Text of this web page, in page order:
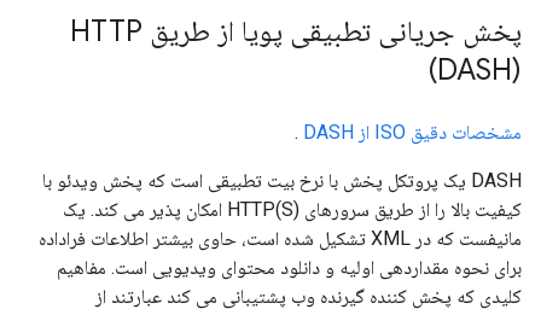
پخش جریانی تطبیقی ​​پویا از طریق HTTP
(DASH)
مشخصات دقیق ISO از DASH .
DASH یک پروتکل پخش با نرخ بیت تطبیقی ​​است که پخش ویدئو با
کیفیت بالا را از طریق سرورهای HTTP(S) امکان پذیر می کند. یک
مانیفست که در XML تشکیل شده است، حاوی بیشتر اطلاعات فراداده
برای نحوه مقداردهی اولیه و دانلود محتوای ویدیویی است. مفاهیم
کلیدی که پخش کننده گیرنده وب پشتیبانی می کند عبارتند از